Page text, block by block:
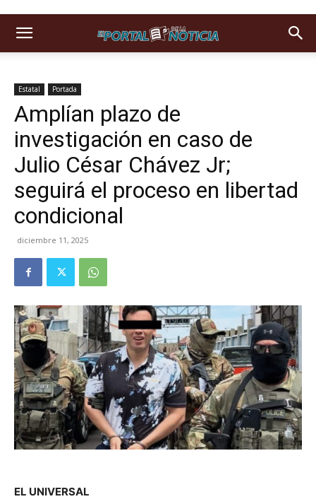
Estatal Portada
Amplían plazo de
investigación en caso de
Julio César Chávez Jr;
seguirá el proceso en libertad
condicional
diciembre 11, 2025
EL UNIVERSAL